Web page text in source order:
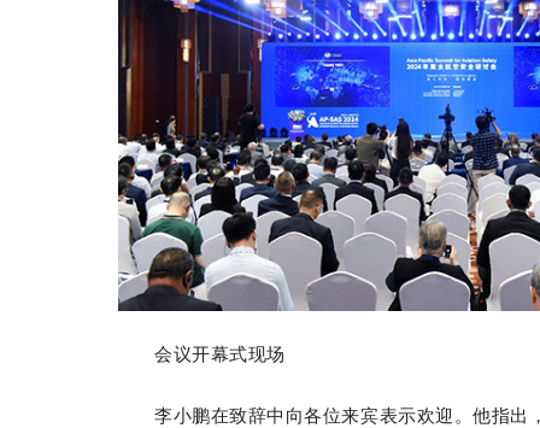
会议开幕式现场
李小鹏在致辞中向各位来宾表示欢迎。他指出